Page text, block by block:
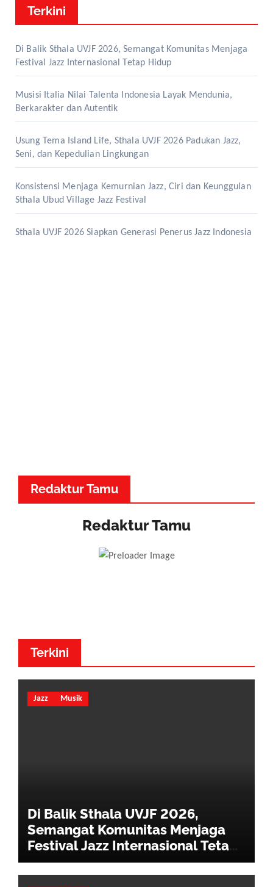
Terkini
Di Balik Sthala UVJF 2026, Semangat Komunitas Menjaga
Festival Jazz Internasional Tetap Hidup
Musisi Italia Nilai Talenta Indonesia Layak Mendunia,
Berkarakter dan Autentik
Usung Tema Island Life, Sthala UVJF 2026 Padukan Jazz,
Seni, dan Kepedulian Lingkungan
Konsistensi Menjaga Kemurnian Jazz, Ciri dan Keunggulan
Sthala Ubud Village Jazz Festival
Sthala UVJF 2026 Siapkan Generasi Penerus Jazz Indonesia
Redaktur Tamu
Redaktur Tamu
Terkini
Jazz Musik
Di Balik Sthala UVJF 2026,
Semangat Komunitas Menjaga
Festival Jazz Internasional Tetap
Hidup